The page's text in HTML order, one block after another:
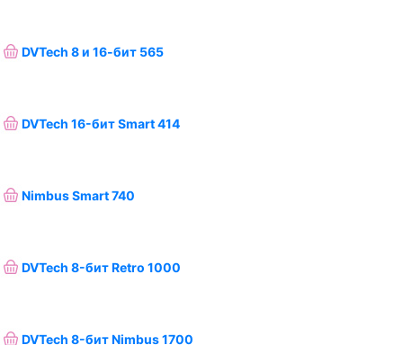
DVTech 8 и 16-бит 565
DVTech 16-бит Smart 414
Nimbus Smart 740
DVTech 8-бит Retro 1000
DVTech 8-бит Nimbus 1700